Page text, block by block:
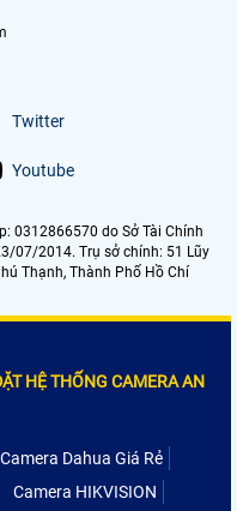
Twitter
Youtube
0312866570 do Sở Tài Chính
07/2014. Trụ sở chính: 51 Lũy
Thạnh, Thành Phố Hồ Chí
HỆ THỐNG CAMERA AN
Camera Dahua Giá Rẻ
Camera HIKVISION